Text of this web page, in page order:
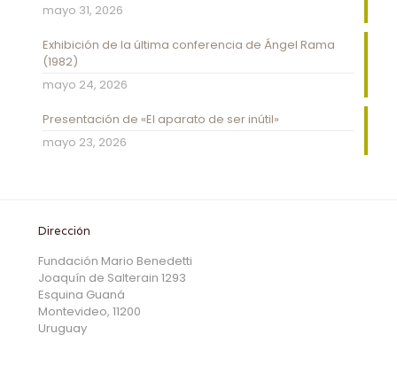
mayo 31, 2026
Exhibición de la última conferencia de Ángel Rama
(1982)
mayo 24, 2026
Presentación de «El aparato de ser inútil»
mayo 23, 2026
Dirección
Fundación Mario Benedetti
Joaquín de Salterain 1293
Esquina Guaná
Montevideo, 11200
Uruguay